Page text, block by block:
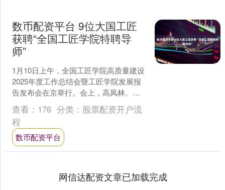
数币配资平台 9位大国工匠
获聘“全国工匠学院特聘导
师”
1月10日上午，全国工匠学院高质量建设
2025年度工作总结会暨工匠学院发展报
告发布会在京举行。会上，高凤林、刘
伯鸣、刘丽、张嘉、程平、樊志勤、何
光华、孟祥忠、李....
查看： 176 分类： 股票配资开户流
程
数币配资平台
网信达配资文章已加载完成